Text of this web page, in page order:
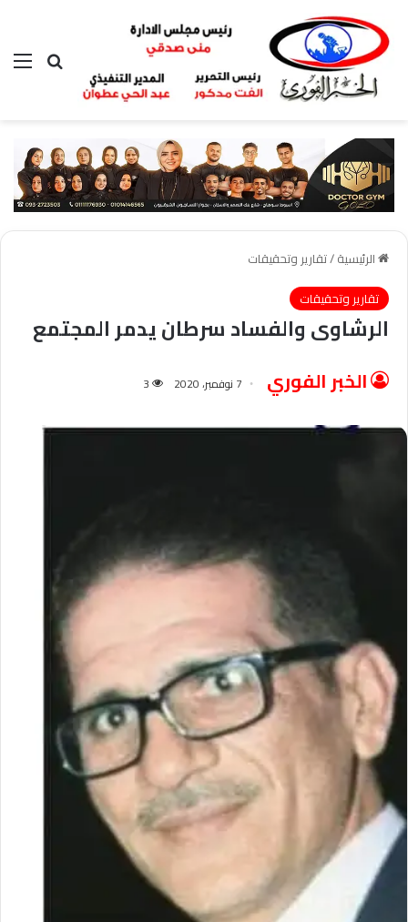
بحث عن
الرئيسية/تقارير وتحقيقات
تقارير وتحقيقات
الرشاوى والفساد سرطان يدمر المجتمع
الخبر الفوري 7 نوفمبر، 2020 3